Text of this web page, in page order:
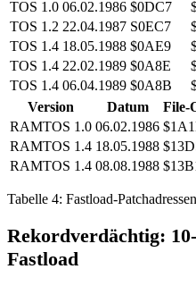
TOS 1.0 06.02.1986 $0DC7
TOS 1.2 22.04.1987 S0EC7
TOS 1.4 18.05.1988 $0AE9
TOS 1.4 22.02.1989 $0A8E
TOS 1.4 06.04.1989 $0A8B
Version
Datum File-
RAMTOS 1.0 06.02.1986
RAMTOS 1.4 18.05.1988
RAMTOS 1.4 08.08.1988
Tabelle 4: Fastload-Patchadressen
Rekordverdächtig:
Fastload